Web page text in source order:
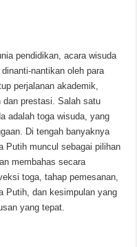
pendidikan, acara wisuda
nantikan oleh para
perjalanan akademik,
dan prestasi. Salah satu
adalah toga wisuda, yang
Di tengah banyaknya
Putih muncul sebagai pilihan
membahas secara
toga, tahap pemesanan,
Putih, dan kesimpulan yang
yang tepat.